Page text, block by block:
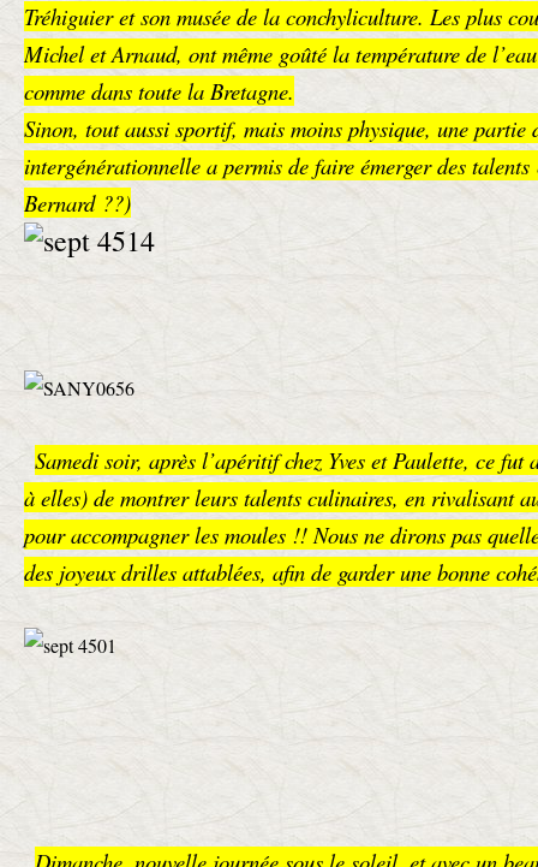
Tréhiguier et son musée de la conchyliculture. Les plus
Michel et Arnaud, ont même goûté la température de
comme dans toute la Bretagne.
Sinon, tout aussi sportif, mais moins physique, une partie
intergénérationnelle a permis de faire émerger des talents
Bernard ??)
Samedi soir, après l’apéritif chez Yves et Paulette, ce fut
à elles) de montrer leurs talents culinaires, en rivalisant
pour accompagner les moules !! Nous ne dirons pas
des joyeux drilles attablées, afin de garder une bonne